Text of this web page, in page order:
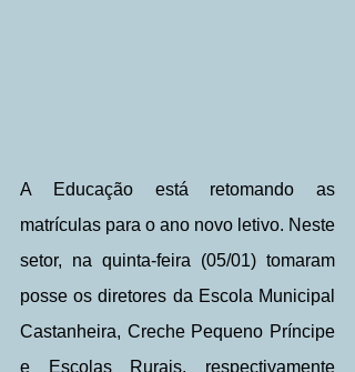
A Educação está retomando as
matrículas para o ano novo letivo. Neste
setor, na quinta-feira (05/01) tomaram
posse os diretores da Escola Municipal
Castanheira, Creche Pequeno Príncipe